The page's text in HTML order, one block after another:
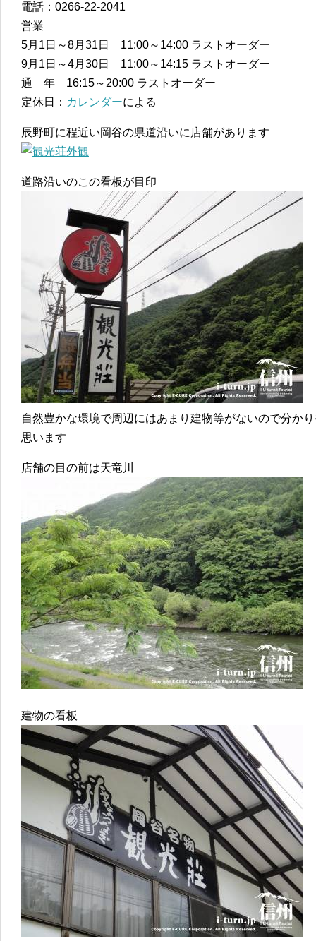
電話：0266-22-2041
営業
5月1日～8月31日 11:00～14:00 ラストオーダー
9月1日～4月30日 11:00～14:15 ラストオーダー
通 年 16:15～20:00 ラストオーダー
定休日： カレンダーによる
辰野町に程近い岡谷の県道沿いに店舗があります
道路沿いのこの看板が目印
自然豊かな環境で周辺にはあまり建物等がないので分か
思います
店舗の目の前は天竜川
建物の看板